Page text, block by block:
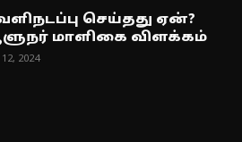
செய்தது ஏன்?
மாளிகை விளக்கம்
2024